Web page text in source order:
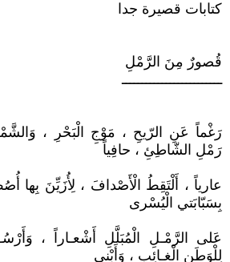
كتابات قصيرة جدا
قُصورٌ مِنَ الرَّمْلِ
ـــــــــــــــــــــــــ
رَغْماً عَنِ الرّيحِ ، مَوْجِ الْبَحْرِ ،
رَمْلِ الشّاطِئِ ، حافِياً
عارياً ، أَلْتَقِطُ الْأَصْدافَ ، لِأُزَيِّنَ بِها
بِسَبّابَتي الْيُسْرى
عَلى الرَّمْـلِ الْمُبَلَّلِ أَشْعـاراً ،
لِلْوَطَنِ الْغـائِبِ ، وَأَبْني